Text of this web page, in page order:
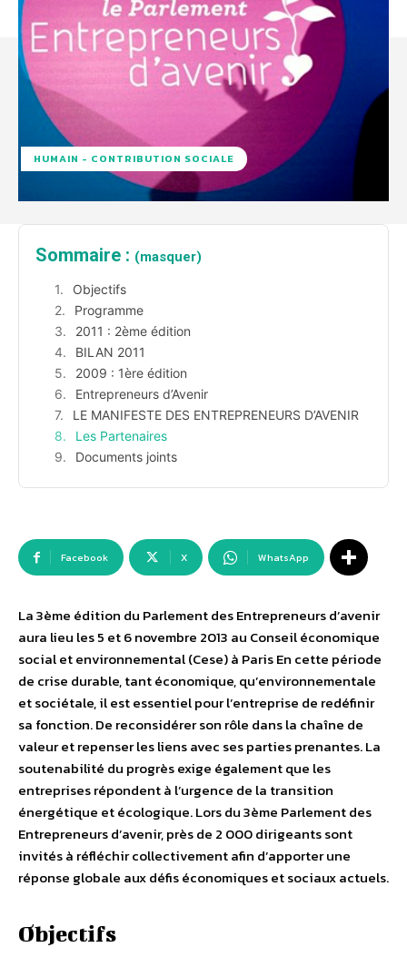
HUMAIN - CONTRIBUTION SOCIALE
Sommaire : (masquer)
Objectifs
Programme
2011 : 2ème édition
BILAN 2011
2009 : 1ère édition
Entrepreneurs d’Avenir
LE MANIFESTE DES ENTREPRENEURS D’AVENIR
Les Partenaires
Documents joints
Facebook X WhatsApp
La 3ème édition du Parlement des Entrepreneurs d’avenir
aura lieu les 5 et 6 novembre 2013 au Conseil économique
social et environnemental (Cese) à Paris En cette période
de crise durable, tant économique, qu’environnementale
et sociétale, il est essentiel pour l’entreprise de redéfinir
sa fonction. De reconsidérer son rôle dans la chaîne de
valeur et repenser les liens avec ses parties prenantes. La
soutenabilité du progrès exige également que les
entreprises répondent à l’urgence de la transition
énergétique et écologique. Lors du 3ème Parlement des
Entrepreneurs d’avenir, près de 2 000 dirigeants sont
invités à réfléchir collectivement afin d’apporter une
réponse globale aux défis économiques et sociaux actuels.
Objectifs